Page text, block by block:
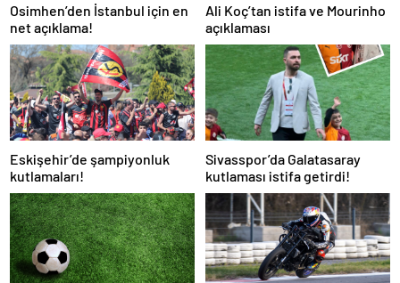
Osimhen’den İstanbul için en
net açıklama!
Ali Koç’tan istifa ve Mourinho
açıklaması
Eskişehir’de şampiyonluk
kutlamaları!
Sivasspor’da Galatasaray
kutlaması istifa getirdi!